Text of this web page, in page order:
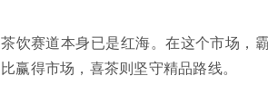
茶饮赛道本身已是红海。在这个市场，
比赢得市场，喜茶则坚守精品路线。